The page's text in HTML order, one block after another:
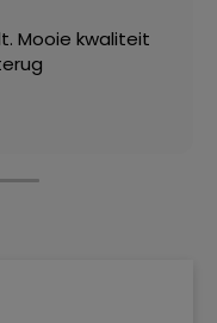
Mooie kwaliteit